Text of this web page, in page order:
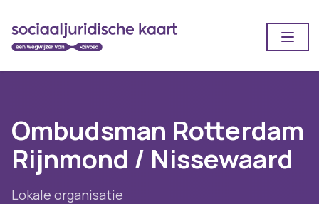
Ombudsman Rotterdam
Rijnmond / Nissewaard
Lokale organisatie